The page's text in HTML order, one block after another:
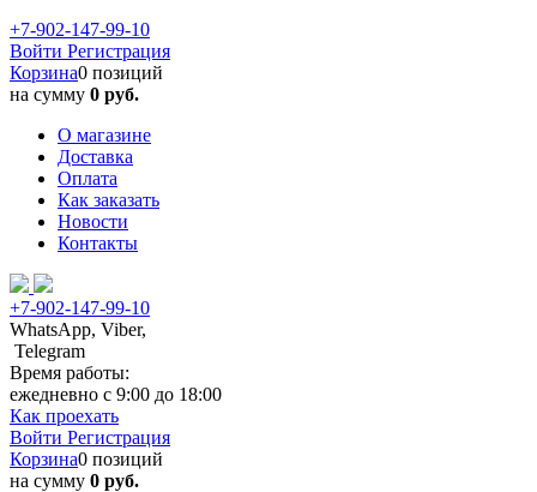
+7-902-147-99-10
Войти Регистрация
Корзина0 позиций
на сумму 0 руб.
О магазине
Доставка
Оплата
Как заказать
Новости
Контакты
+7-902-147-99-10
WhatsApp, Viber,
Telegram
Время работы:
ежедневно с 9:00 до 18:00
Как проехать
Войти Регистрация
Корзина0 позиций
на сумму 0 руб.